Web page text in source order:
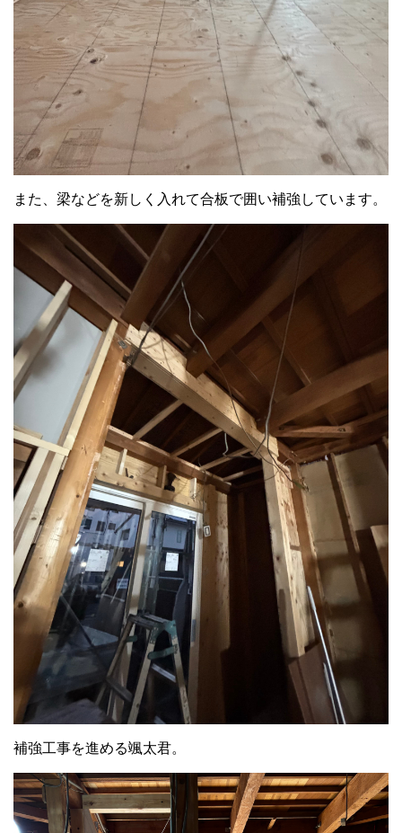
また、梁などを新しく入れて合板で囲い補強しています。
補強工事を進める颯太君。